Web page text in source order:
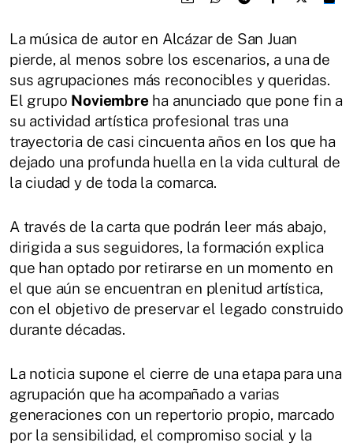
La música de autor en Alcázar de San Juan
pierde, al menos sobre los escenarios, a una de
sus agrupaciones más reconocibles y queridas.
El grupo Noviembreha anunciado que pone fin a
su actividad artística profesional tras una
trayectoria de casi cincuenta años en los que ha
dejado una profunda huella en la vida cultural de
la ciudad y de toda la comarca.
A través de la carta que podrán leer más abajo,
dirigida a sus seguidores, la formación explica
que han optado por retirarse en un momento en
el que aún se encuentran en plenitud artística,
con el objetivo de preservar el legado construido
durante décadas.
La noticia supone el cierre de una etapa para una
agrupación que ha acompañado a varias
generaciones con un repertorio propio, marcado
por la sensibilidad, el compromiso social y la